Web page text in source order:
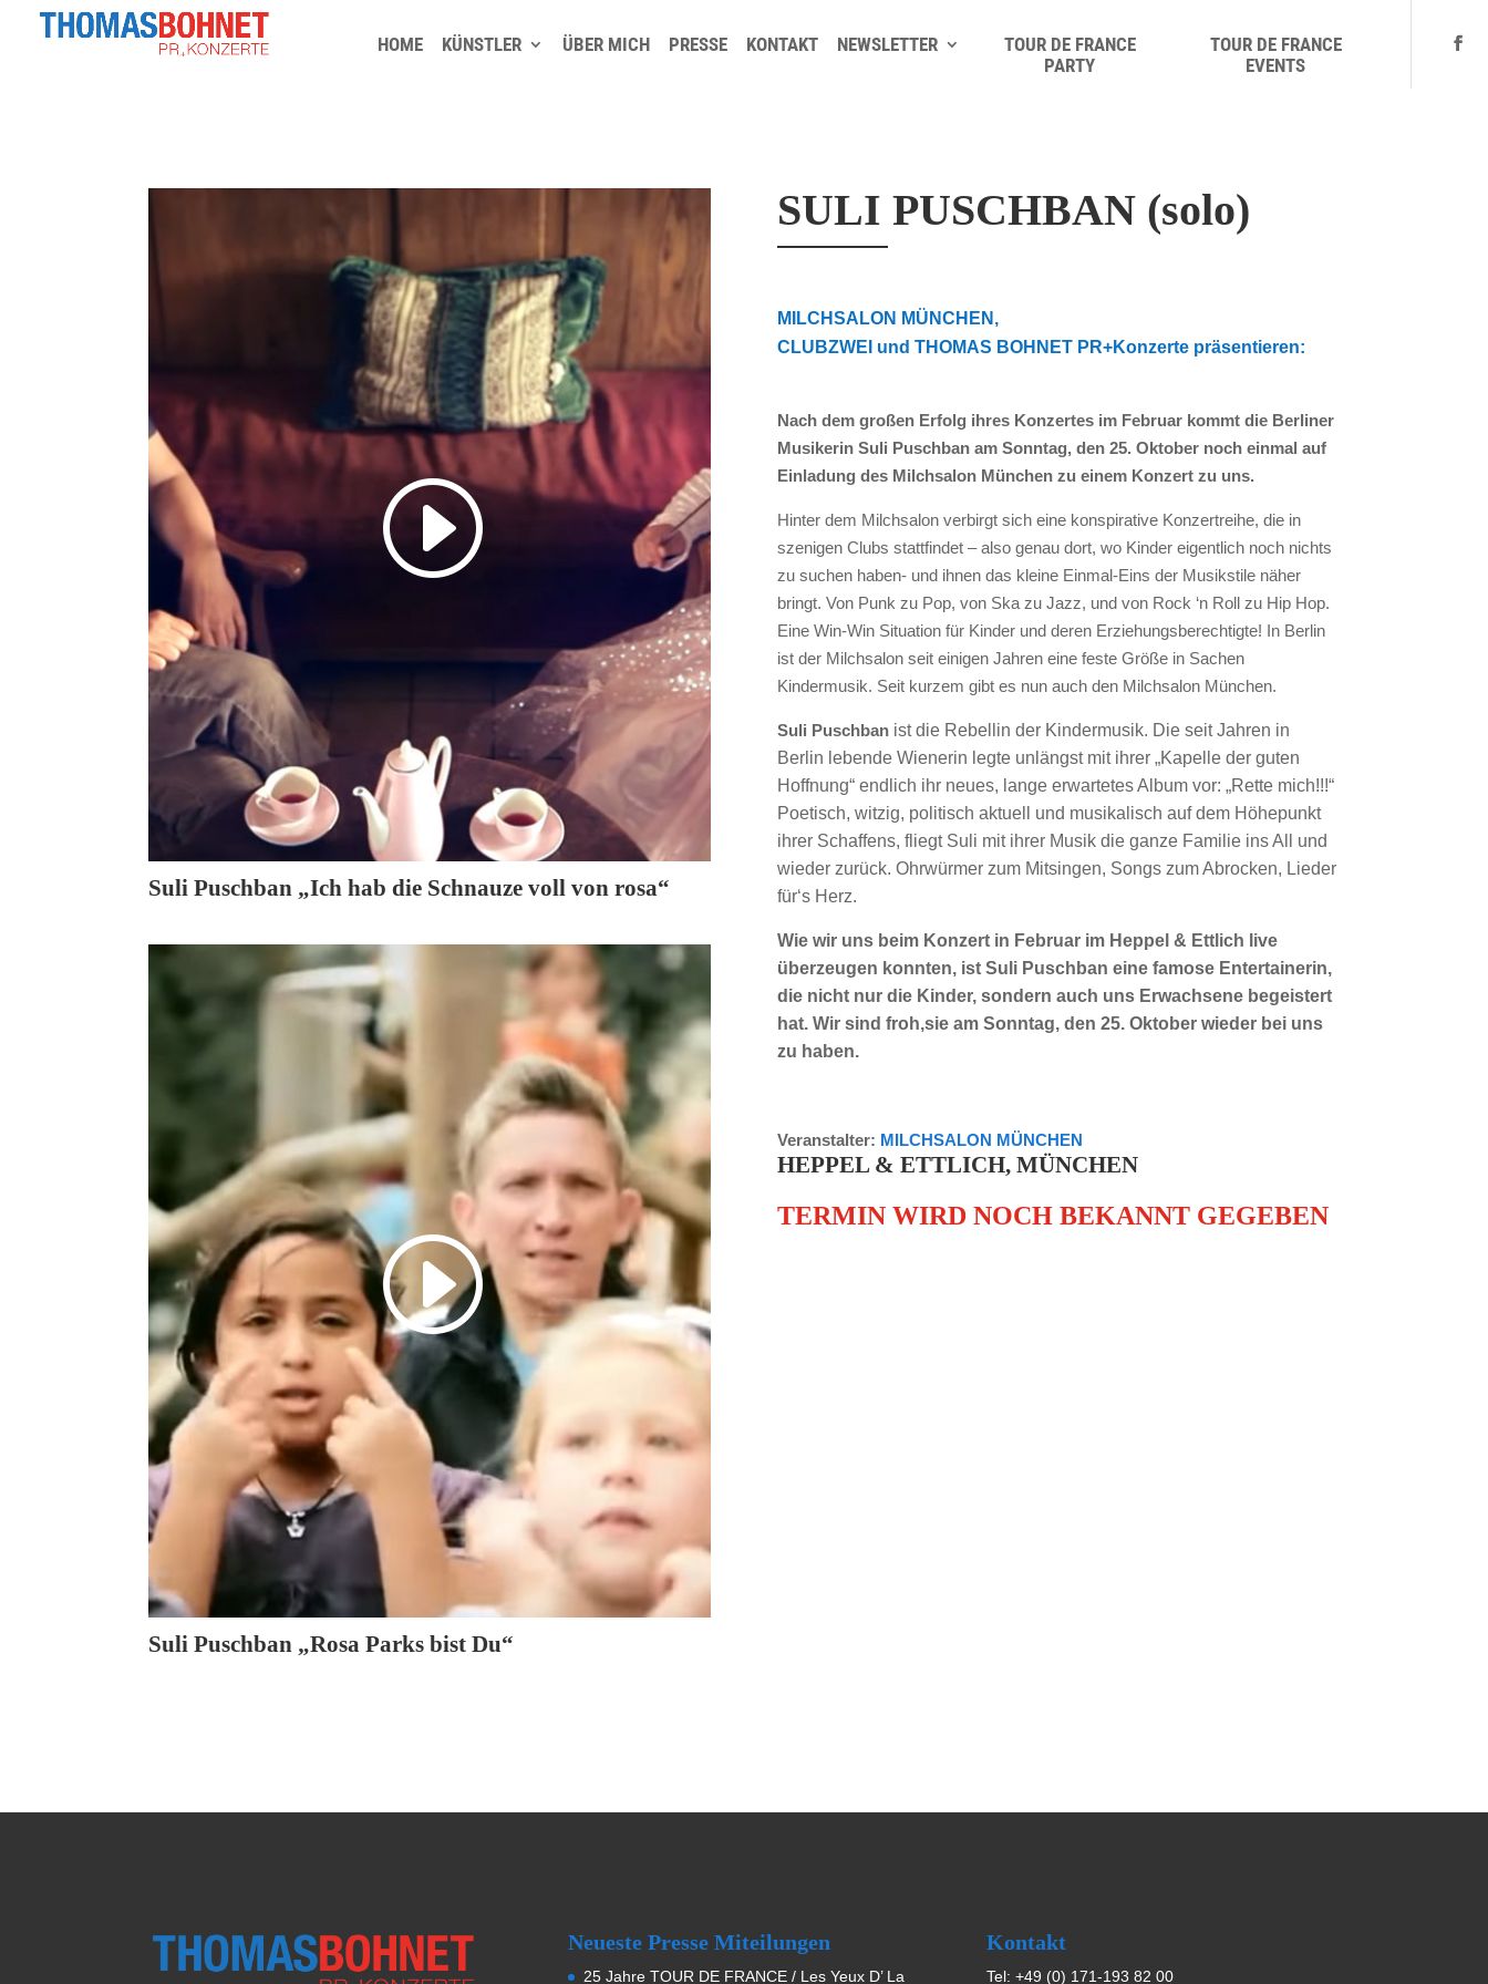
HOME KÜNSTLER ÜBER MICH PRESSE KONTAKT NEWSLETTER
TOUR DE FRANCE
PARTY
TOUR DE FRANCE
EVENTS
Suli Puschban „Ich hab die Schnauze voll von rosa“
Suli Puschban „Rosa Parks bist Du“
SULI PUSCHBAN (solo)
MILCHSALON MÜNCHEN,
CLUBZWEI und THOMAS BOHNET PR+Konzerte präsentieren:
Nach dem großen Erfolg ihres Konzertes im Februar kommt die Berliner
Musikerin Suli Puschban am Sonntag, den 25. Oktober noch einmal auf
Einladung des Milchsalon München zu einem Konzert zu uns.
Hinter dem Milchsalon verbirgt sich eine konspirative Konzertreihe, die in
szenigen Clubs stattfindet – also genau dort, wo Kinder eigentlich noch nichts
zu suchen haben- und ihnen das kleine Einmal-Eins der Musikstile näher
bringt. Von Punk zu Pop, von Ska zu Jazz, und von Rock ‘n Roll zu Hip Hop.
Eine Win-Win Situation für Kinder und deren Erziehungsberechtigte! In Berlin
ist der Milchsalon seit einigen Jahren eine feste Größe in Sachen
Kindermusik. Seit kurzem gibt es nun auch den Milchsalon München.
Suli Puschbanist die Rebellin der Kindermusik. Die seit Jahren in
Berlin lebende Wienerin legte unlängst mit ihrer „Kapelle der guten
Hoffnung“ endlich ihr neues, lange erwartetes Album vor: „Rette mich!!!“
Poetisch, witzig, politisch aktuell und musikalisch auf dem Höhepunkt
ihrer Schaffens, fliegt Suli mit ihrer Musik die ganze Familie ins All und
wieder zurück. Ohrwürmer zum Mitsingen, Songs zum Abrocken, Lieder
für‘s Herz.
Wie wir uns beim Konzert in Februar im Heppel & Ettlich live
überzeugen konnten, ist Suli Puschban eine famose Entertainerin,
die nicht nur die Kinder, sondern auch uns Erwachsene begeistert
hat. Wir sind froh,sie am Sonntag, den 25. Oktober wieder bei uns
zu haben.
Veranstalter: MILCHSALON MÜNCHEN
HEPPEL & ETTLICH, MÜNCHEN
TERMIN WIRD NOCH BEKANNT GEGEBEN
Neueste Presse Miteilungen
25 Jahre TOUR DE FRANCE / Les Yeux D’ La
Kontakt
Tel: +49 (0) 171-193 82 00